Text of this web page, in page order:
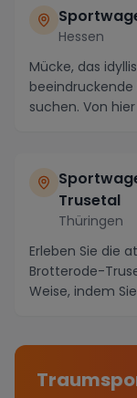
Hessen
Mücke, das
beeindruckende
suchen. Von
Trusetal
Thüringen
Erleben Sie die
Brotterode-
Weise, indem